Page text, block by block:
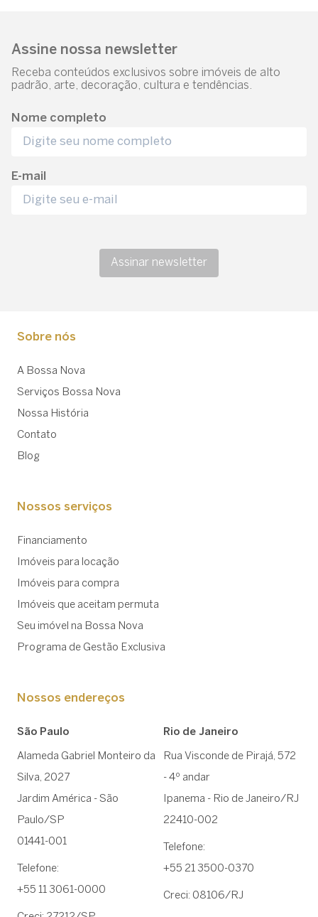
Assine nossa newsletter
Receba conteúdos exclusivos sobre imóveis de alto
padrão, arte, decoração, cultura e tendências.
Nome completo
E-mail
Assinar newsletter
Sobre nós
A Bossa Nova
Serviços Bossa Nova
Nossa História
Contato
Blog
Nossos serviços
Financiamento
Imóveis para locação
Imóveis para compra
Imóveis que aceitam permuta
Seu imóvel na Bossa Nova
Programa de Gestão Exclusiva
Nossos endereços
São Paulo
Alameda Gabriel Monteiro da
Silva, 2027
Jardim América - São
Paulo/SP
01441-001
Telefone:
+55 11 3061-0000
Rio de Janeiro
Rua Visconde de Pirajá, 572
- 4º andar
Ipanema - Rio de Janeiro/RJ
22410-002
Telefone:
+55 21 3500-0370
Creci: 08106/RJ